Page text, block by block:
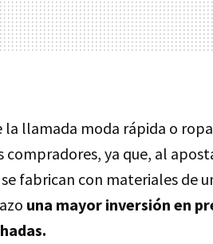
llamada moda rápida o
ya que, al
fabrican con materiales de
una mayor inversión en